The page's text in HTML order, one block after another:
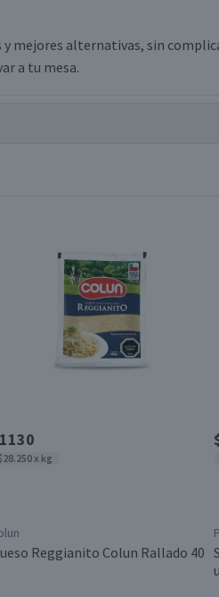
mejores alternativas, sin
a tu mesa.
Válida hasta su
x kg
Reggianito Colun Rallado 40